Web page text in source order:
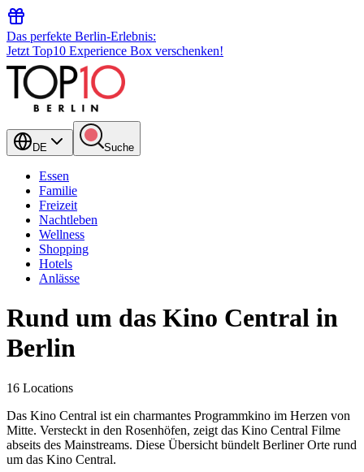
Das perfekte Berlin-Erlebnis:
Jetzt Top10 Experience Box verschenken!
DE Suche
Essen
Familie
Freizeit
Nachtleben
Wellness
Shopping
Hotels
Anlässe
Rund um das Kino Central in
Berlin
16 Locations
Das Kino Central ist ein charmantes Programmkino im Herzen von
Mitte. Versteckt in den Rosenhöfen, zeigt das Kino Central Filme
abseits des Mainstreams. Diese Übersicht bündelt Berliner Orte rund
um das Kino Central.